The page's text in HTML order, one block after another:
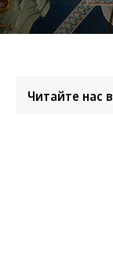
Читайте нас в